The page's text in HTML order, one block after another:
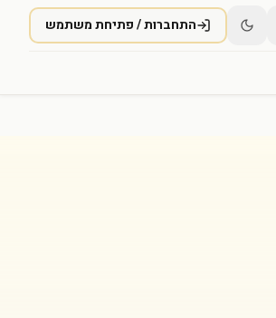
התחברות / פתיחת משתמש